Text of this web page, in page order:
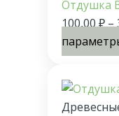
Отдушка
100,00₽–